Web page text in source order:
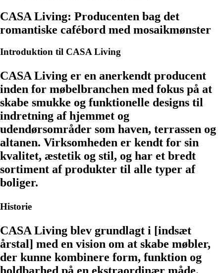
CASA Living: Producenten bag det
romantiske cafébord med mosaikmønster
Introduktion til CASA Living
CASA Living er en anerkendt producent
inden for møbelbranchen med fokus på at
skabe smukke og funktionelle designs til
indretning af hjemmet og
udendørsområder som haven, terrassen og
altanen. Virksomheden er kendt for sin
kvalitet, æstetik og stil, og har et bredt
sortiment af produkter til alle typer af
boliger.
Historie
CASA Living blev grundlagt i [indsæt
årstal] med en vision om at skabe møbler,
der kunne kombinere form, funktion og
holdbarhed på en ekstraordinær måde.